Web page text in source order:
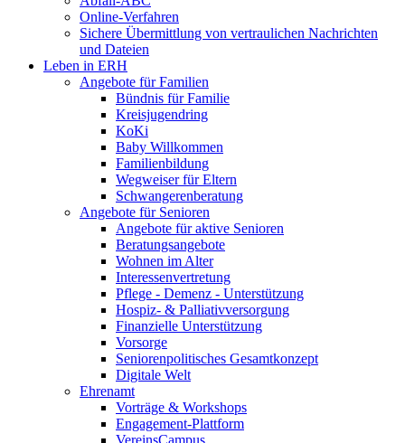
Online-Verfahren
Sichere Übermittlung von vertraulichen Nachrichten
und Dateien
Leben in ERH
Angebote für Familien
Bündnis für Familie
Kreisjugendring
KoKi
Baby Willkommen
Familienbildung
Wegweiser für Eltern
Schwangerenberatung
Angebote für Senioren
Angebote für aktive Senioren
Beratungsangebote
Wohnen im Alter
Interessenvertretung
Pflege - Demenz - Unterstützung
Hospiz- & Palliativversorgung
Finanzielle Unterstützung
Vorsorge
Seniorenpolitisches Gesamtkonzept
Digitale Welt
Ehrenamt
Vorträge & Workshops
Engagement-Plattform
VereinsCampus